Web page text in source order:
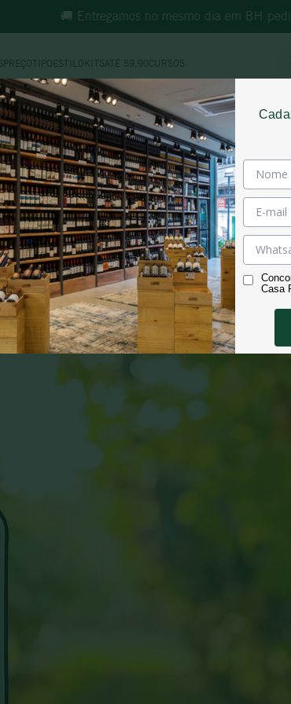
🚚 Entregamos no mesmo dia em BH
PREÇOTIPO ESTILO KITS ATÉ 59,90 CURSOS
Quality
DE CALVISSON VIN DE
MAIS BUSCADOS
ana
tinto
lona
noir
Casa